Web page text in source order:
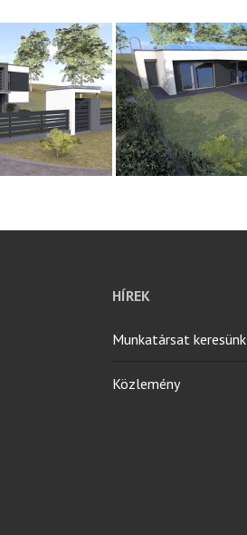
HÍREK
Munkatársat keresünk
Közlemény